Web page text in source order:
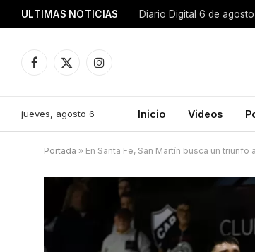
ULTIMAS NOTICIAS Diario Digital 6 de
Facebook
X
Instagram
jueves, agosto 6 Inicio Videos
Portada » En Santa Fe, San Martín busca un